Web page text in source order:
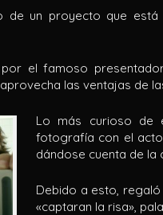
de un proyecto que
el famoso
las ventajas de
Lo más curioso de
fotografía con el
dándose cuenta de
Debido a esto,
«captaran la risa»,